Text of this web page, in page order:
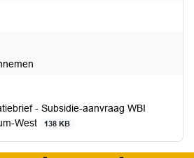
- Subsidie-aanvraag WBI
West
138 KB